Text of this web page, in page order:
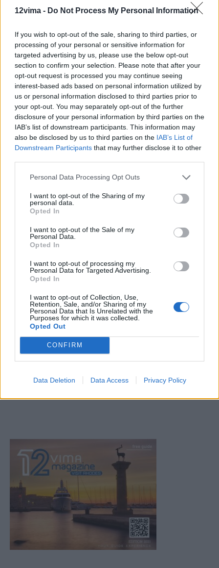
12vima - Do Not Process My Personal Information
If you wish to opt-out of the sale, sharing to third parties, or
processing of your personal or sensitive information for
targeted advertising by us, please use the below opt-out
section to confirm your selection. Please note that after your
opt-out request is processed you may continue seeing
interest-based ads based on personal information utilized by
us or personal information disclosed to third parties prior to
your opt-out. You may separately opt-out of the further
disclosure of your personal information by third parties on the
IAB’s list of downstream participants. This information may
also be disclosed by us to third parties on the IAB’s List of
Downstream Participants that may further disclose it to other
Personal Data Processing Opt Outs
I want to opt-out of the Sharing of my
personal data.
Opted In
I want to opt-out of the Sale of my
Personal Data.
Opted In
I want to opt-out of processing my
Personal Data for Targeted Advertising.
Opted In
I want to opt-out of Collection, Use,
Retention, Sale, and/or Sharing of my
Personal Data that Is Unrelated with the
Purposes for which it was collected.
Opted Out
CONFIRM
Data Deletion Data Access Privacy Policy